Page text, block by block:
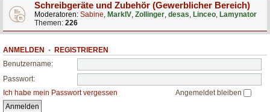
Schreibgeräte und Zubehör (Gewerblicher Bereich)
Moderatoren: Sabine, MarkIV, Zollinger, desas, Linceo, Lamynator
Themen: 226
ANMELDEN • REGISTRIEREN
Benutzername:
Passwort:
Ich habe mein Passwort vergessen
Angemeldet bleiben